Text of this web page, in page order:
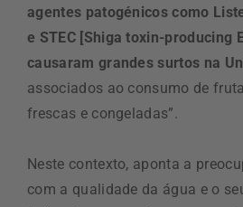
agentes patogénicos como
e STEC [Shiga toxin-producing
causaram grandes surtos na
associados ao consumo de
frescas e congeladas”.
Neste contexto, aponta a
com a qualidade da água e o